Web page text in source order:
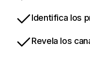
Identifica los
Revela los